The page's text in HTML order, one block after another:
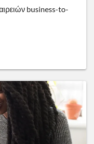
business-to-